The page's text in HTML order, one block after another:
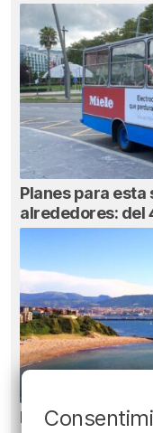
Planes para esta
alrededores: del
El tiempo este